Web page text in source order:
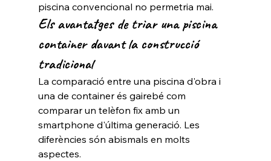
piscina convencional no permetria mai.
Els avantatges de triar una piscina
container davant la construcció
tradicional
La comparació entre una piscina d'obra i
una de container és gairebé com
comparar un telèfon fix amb un
smartphone d'última generació. Les
diferències són abismals en molts
aspectes.